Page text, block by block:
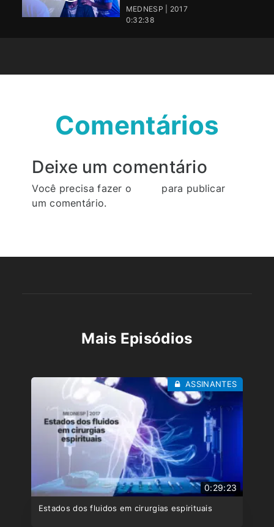
MEDNESP | 2017
0:32:38
Comentários
Deixe um comentário
Você precisa fazer o
para publicar
um comentário.
Mais Episódios
0:29:23
Estados dos fluidos em cirurgias espirituais
ASSINANTES